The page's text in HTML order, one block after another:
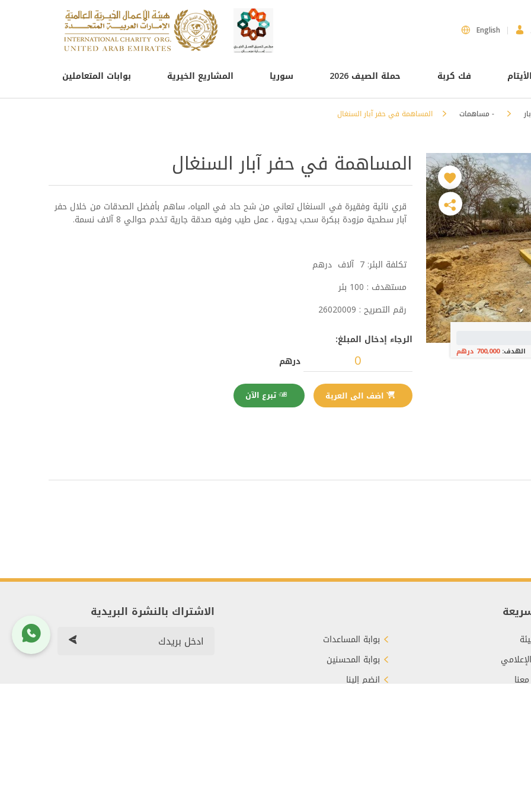
English
فك كربة حملة الصيف 2026 سوريا المشاريع الخيرية
- مساهمات المساهمة في حفر آبار السنغال
الهدف:700,000 درهم
المساهمة في حفر آبار السنغال
قري نائية وفقيرة في السنغال تعاني من شح حاد في المياه، ساهم بأفضل الصدقات من خلال حفر
آبار سطحية مزودة ببكرة سحب يدوية ، عمل طيب وفيه صدقة جارية تخدم حوالي 8 آلاف نسمة.
تكلفة البئر: 7 آلاف درهم
مستهدف : 100 بئر
رقم التصريح : 26020009
الرجاء إدخال المبلغ:
درهم
تبرع الآن
بوابة المساعدات
بوابة المحسنين
انضم إلينا
الاشتراك بالنشرة البريدية